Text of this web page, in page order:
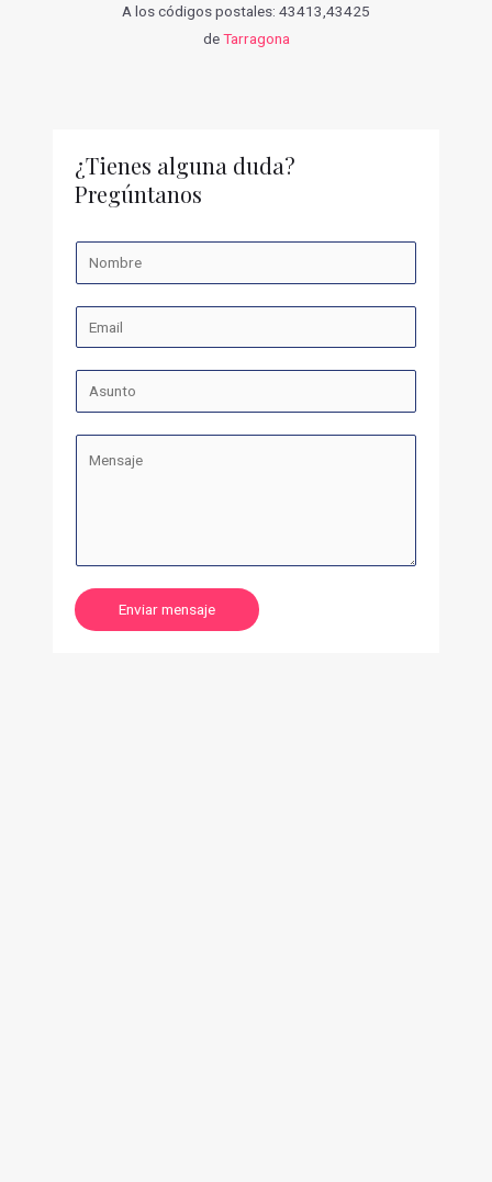
A los códigos postales: 43413,43425
deTarragona
¿Tienes alguna duda?
Pregúntanos
Enviar mensaje